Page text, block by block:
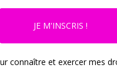
JE M'INSCRIS !
connaître et exercer mes